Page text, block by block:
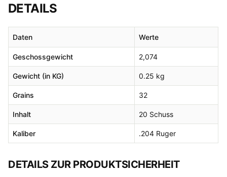
DETAILS
Daten Werte
Geschossgewicht 2,074
Gewicht (in KG) 0.25 kg
Grains 32
Inhalt 20 Schuss
Kaliber .204 Ruger
DETAILS ZUR PRODUKTSICHERHEIT